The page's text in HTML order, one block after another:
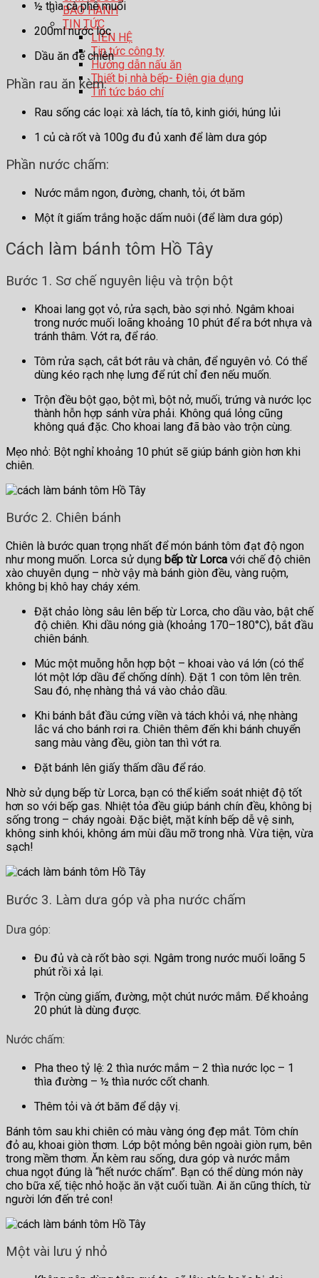
BẢO HÀNH
TIN TỨC
LIÊN HỆ
Tin tức công ty
Hướng dẫn nấu ăn
Thiết bị nhà bếp- Điện gia dụng
Tin tức báo chí
½ thìa cà phê muối
200ml nước lọc
Dầu ăn để chiên
Phần rau ăn kèm:
Rau sống các loại: xà lách, tía tô, kinh giới, húng lủi
1 củ cà rốt và 100g đu đủ xanh để làm dưa góp
Phần nước chấm:
Nước mắm ngon, đường, chanh, tỏi, ớt băm
Một ít giấm trắng hoặc dấm nuôi (để làm dưa góp)
Cách làm bánh tôm Hồ Tây
Bước 1. Sơ chế nguyên liệu và trộn bột
Khoai lang gọt vỏ, rửa sạch, bào sợi nhỏ. Ngâm khoai
trong nước muối loãng khoảng 10 phút để ra bớt nhựa và
tránh thâm. Vớt ra, để ráo.
Tôm rửa sạch, cắt bớt râu và chân, để nguyên vỏ. Có thể
dùng kéo rạch nhẹ lưng để rút chỉ đen nếu muốn.
Trộn đều bột gạo, bột mì, bột nở, muối, trứng và nước lọc
thành hỗn hợp sánh vừa phải. Không quá lỏng cũng
không quá đặc. Cho khoai lang đã bào vào trộn cùng.
Mẹo nhỏ: Bột nghỉ khoảng 10 phút sẽ giúp bánh giòn hơn khi
chiên.
Bước 2. Chiên bánh
Chiên là bước quan trọng nhất để món bánh tôm đạt độ ngon
như mong muốn. Lorca sử dụng bếp từ Lorca với chế độ chiên
xào chuyên dụng – nhờ vậy mà bánh giòn đều, vàng ruộm,
không bị khô hay cháy xém.
Đặt chảo lòng sâu lên bếp từ Lorca, cho dầu vào, bật chế
độ chiên. Khi dầu nóng già (khoảng 170–180°C), bắt đầu
chiên bánh.
Múc một muỗng hỗn hợp bột – khoai vào vá lớn (có thể
lót một lớp dầu để chống dính). Đặt 1 con tôm lên trên.
Sau đó, nhẹ nhàng thả vá vào chảo dầu.
Khi bánh bắt đầu cứng viền và tách khỏi vá, nhẹ nhàng
lắc vá cho bánh rơi ra. Chiên thêm đến khi bánh chuyển
sang màu vàng đều, giòn tan thì vớt ra.
Đặt bánh lên giấy thấm dầu để ráo.
Nhờ sử dụng bếp từ Lorca, bạn có thể kiểm soát nhiệt độ tốt
hơn so với bếp gas. Nhiệt tỏa đều giúp bánh chín đều, không bị
sống trong – cháy ngoài. Đặc biệt, mặt kính bếp dễ vệ sinh,
không sinh khói, không ám mùi dầu mỡ trong nhà. Vừa tiện, vừa
sạch!
Bước 3. Làm dưa góp và pha nước chấm
Dưa góp:
Đu đủ và cà rốt bào sợi. Ngâm trong nước muối loãng 5
phút rồi xả lại.
Trộn cùng giấm, đường, một chút nước mắm. Để khoảng
20 phút là dùng được.
Nước chấm:
Pha theo tỷ lệ: 2 thìa nước mắm – 2 thìa nước lọc – 1
thìa đường – ½ thìa nước cốt chanh.
Thêm tỏi và ớt băm để dậy vị.
Bánh tôm sau khi chiên có màu vàng óng đẹp mắt. Tôm chín
đỏ au, khoai giòn thơm. Lớp bột mỏng bên ngoài giòn rụm, bên
trong mềm thơm. Ăn kèm rau sống, dưa góp và nước mắm
chua ngọt đúng là “hết nước chấm”. Bạn có thể dùng món này
cho bữa xế, tiệc nhỏ hoặc ăn vặt cuối tuần. Ai ăn cũng thích, từ
người lớn đến trẻ con!
Một vài lưu ý nhỏ